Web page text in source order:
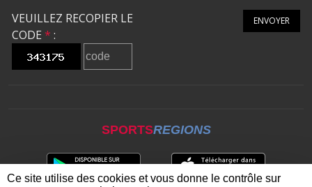
VEUILLEZ RECOPIER LE
CODE * :
ENVOYER
SPORTSREGIONS
Ce site utilise des cookies et vous donne le contrôle sur